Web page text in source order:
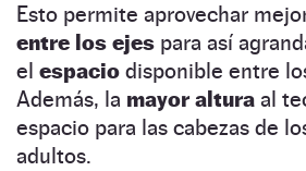
Esto permite aprovechar
entre los ejes para así
el espacio disponible entre
Además, la mayor altura al
espacio para las cabezas de
adultos.